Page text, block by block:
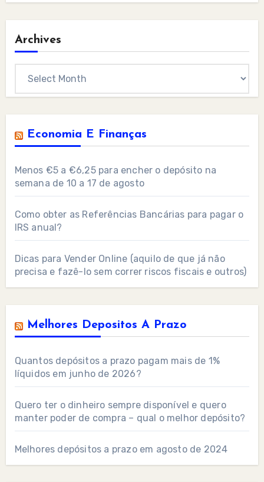
Archives
Economia E Finanças
Menos €5 a €6,25 para encher o depósito na
semana de 10 a 17 de agosto
Como obter as Referências Bancárias para pagar o
IRS anual?
Dicas para Vender Online (aquilo de que já não
precisa e fazê-lo sem correr riscos fiscais e outros)
Melhores Depositos A Prazo
Quantos depósitos a prazo pagam mais de 1%
líquidos em junho de 2026?
Quero ter o dinheiro sempre disponível e quero
manter poder de compra – qual o melhor depósito?
Melhores depósitos a prazo em agosto de 2024